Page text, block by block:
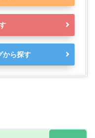
から探す